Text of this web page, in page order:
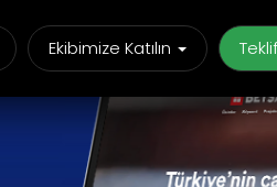
Ekibimize Katılın